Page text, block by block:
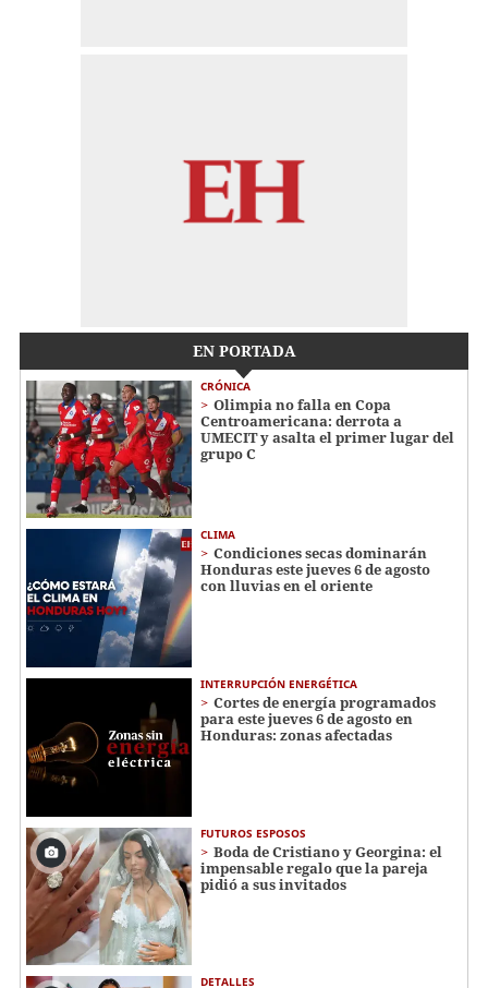
EN PORTADA
CRÓNICA
Olimpia no falla en Copa
Centroamericana: derrota a
UMECIT y asalta el primer lugar del
grupo C
CLIMA
Condiciones secas dominarán
Honduras este jueves 6 de agosto
con lluvias en el oriente
INTERRUPCIÓN ENERGÉTICA
Cortes de energía programados
para este jueves 6 de agosto en
Honduras: zonas afectadas
FUTUROS ESPOSOS
Boda de Cristiano y Georgina: el
impensable regalo que la pareja
pidió a sus invitados
DETALLES